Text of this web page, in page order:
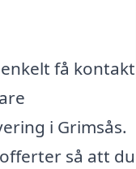
få kontakt
i Grimsås.
så att du